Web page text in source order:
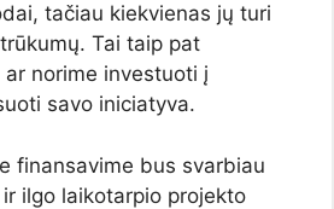
tačiau kiekvienas jų turi
Tai taip pat
norime investuoti į
savo iniciatyva.
finansavime bus svarbiau
ilgo laikotarpio projekto